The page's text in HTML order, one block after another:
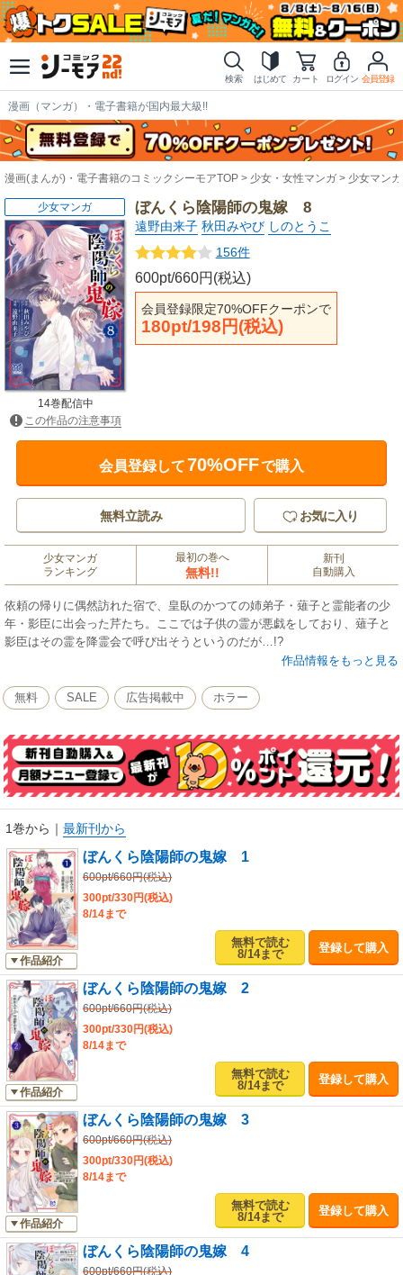
検索 はじめて カート ログイン 会員登録
漫画（マンガ）・電子書籍が国内最大級!!
漫画(まんが)・電子書籍のコミックシーモアTOP 少女・女性マンガ 少女マンガ
ぼんくら陰陽師の鬼嫁 8
遠野由来子 秋田みやび しのとうこ
156件
600pt/660円(税込)
会員登録限定70%OFFクーポンで
180pt/198円(税込)
少女マンガ
14巻配信中
この作品の注意事項
会員登録して70%OFFで購入
無料立読み お気に入り
少女マンガ
ランキング
最初の巻へ
無料!!
新刊
自動購入
依頼の帰りに偶然訪れた宿で、皇臥のかつての姉弟子・薙子と霊能者の少
年・影臣に出会った芹たち。ここでは子供の霊が悪戯をしており、薙子と
影臣はその霊を降霊会で呼び出そうというのだが…!?
作品情報をもっと見る
無料 SALE 広告掲載中 ホラー
1巻から ｜ 最新刊から
作品紹介
ぼんくら陰陽師の鬼嫁 1
600pt/660円(税込)
300pt/330円(税込)
8/14まで
無料で読む
8/14まで
登録して購入
作品紹介
ぼんくら陰陽師の鬼嫁 2
600pt/660円(税込)
300pt/330円(税込)
8/14まで
無料で読む
8/14まで
登録して購入
作品紹介
ぼんくら陰陽師の鬼嫁 3
600pt/660円(税込)
300pt/330円(税込)
8/14まで
無料で読む
8/14まで
登録して購入
ぼんくら陰陽師の鬼嫁 4
600pt/660円(税込)